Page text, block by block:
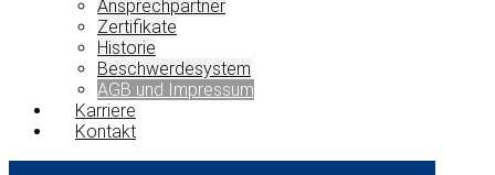
Ansprechpartner
Zertifikate
Historie
Beschwerdesystem
AGB und Impressum
Karriere
Kontakt